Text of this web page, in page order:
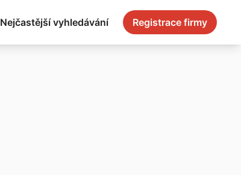
Nejčastější vyhledávání Registrace firmy